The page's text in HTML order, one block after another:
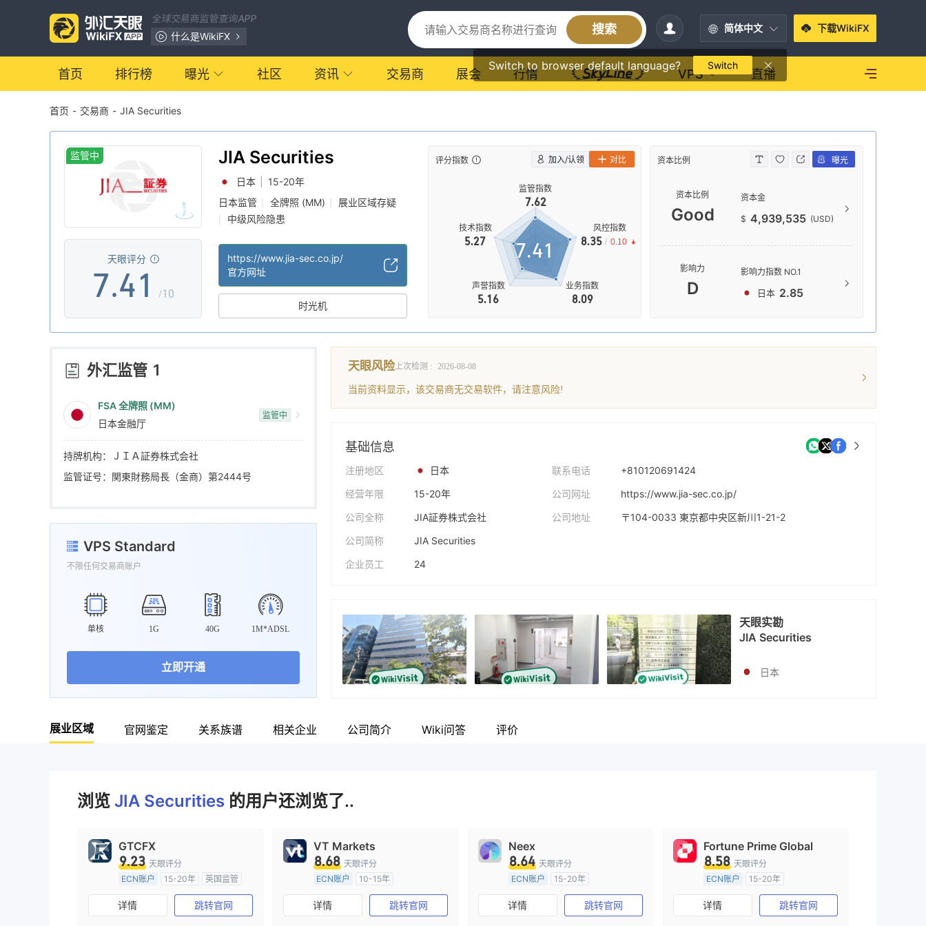
全球交易商监管查询APP
什么是WikiFX
搜索 简体中文
Switch to browser default language? Switch
下载WikiFX
首页 排行榜 曝光 社区 资讯 交易商 展会 行情 VPS 直播
首页 - 交易商 - JIA Securities
监管中
天眼评分
1
2
3
4
5
6
7
8
9
.
0
2
3
4
5
6
7
8
9
0
1
2
3
4
5
6
7
8
9
/10
JIA Securities
日本
15-20年
日本监管
全牌照 (MM) 展业区域存疑
中级风险隐患
https://www.jia-sec.co.jp/
官方网址
时光机
评分指数
监管指数
7.62
技术指数
5.27
声誉指数
5.16
业务指数
8.09
风控指数
8.35 / 0.10
7.41
资本比例
资本比例
Good
资本金
$ 4,939,535 (USD)
影响力
D
影响力指数 NO.1
日本 2.85
加入/认领 对比 曝光
外汇监管 1
FSA 全牌照 (MM)
日本金融厅
监管中
持牌机构：ＪＩＡ証券株式会社
监管证号：関東財務局長（金商）第2444号
VPS Standard
不限任何交易商账户
单核 1G 40G 1M*ADSL
立即开通
天眼风险 上次检测 : 2026-08-08
当前资料显示，该交易商无交易软件，请注意风险!
基础信息
注册地区
日本
经营年限
15-20年
公司全称
JIA証券株式会社
公司简称
JIA Securities
企业员工
24
联系电话
+810120691424
公司网址
https://www.jia-sec.co.jp/
公司地址
〒104-0033 東京都中央区新川1-21-2
天眼实勘
JIA Securities
日本
展业区域 官网鉴定 关系族谱 相关企业 公司简介 Wiki问答 评价
浏览 JIA Securities 的用户还浏览了..
GTCFX
9.23 天眼评分
ECN账户
15-20年
英国监管
全牌照 (MM)
主标MT4
详情 跳转官网
VT Markets
8.68 天眼评分
ECN账户
10-15年
澳大利亚监管
全牌照 (MM)
主标MT4
详情 跳转官网
Neex
8.64 天眼评分
ECN账户
15-20年
澳大利亚监管
全牌照 (MM)
主标MT4
详情 跳转官网
Fortune Prime Global
8.58 天眼评分
ECN账户
15-20年
澳大利亚监管
全牌照 (MM)
主标MT4
详情 跳转官网